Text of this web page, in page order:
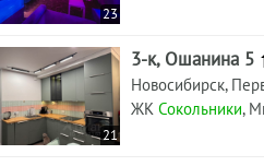
23
21
3-к, Ошанина 5
Новосибирск,
ЖК Сокольники,